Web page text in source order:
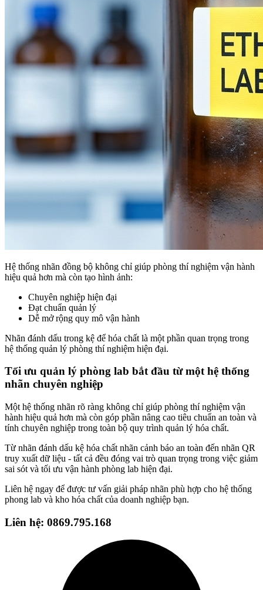
Hệ thống nhãn đồng bộ không chỉ giúp phòng thí nghiệm vận hành
hiệu quả hơn mà còn tạo hình ảnh:
Chuyên nghiệp hiện đại
Đạt chuẩn quản lý
Dễ mở rộng quy mô vận hành
Nhãn đánh dấu trong kệ để hóa chất là một phần quan trọng trong
hệ thống quản lý phòng thí nghiệm hiện đại.
Tối ưu quản lý phòng lab bắt đầu từ một hệ thống
nhãn chuyên nghiệp
Một hệ thống nhãn rõ ràng không chỉ giúp phòng thí nghiệm vận
hành hiệu quả hơn mà còn góp phần nâng cao tiêu chuẩn an toàn và
tính chuyên nghiệp trong toàn bộ quy trình quản lý hóa chất.
Từ nhãn đánh dấu kệ hóa chất nhãn cảnh báo an toàn đến nhãn QR
truy xuất dữ liệu - tất cả đều đóng vai trò quan trọng trong việc giảm
sai sót và tối ưu vận hành phòng lab hiện đại.
Liên hệ ngay để được tư vấn giải pháp nhãn phù hợp cho hệ thống
phong lab và kho hóa chất của doanh nghiệp bạn.
Liên hệ: 0869.795.168